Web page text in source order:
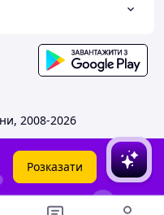
2008-2026
Розказати